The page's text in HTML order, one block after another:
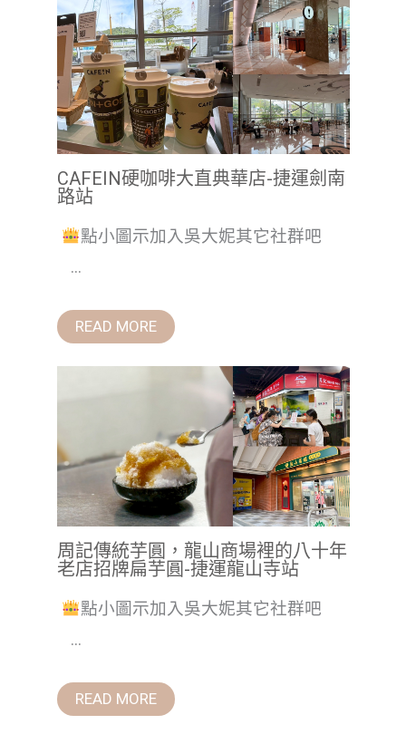
CAFEIN硬咖啡大直典華店-捷運劍南
路站
點小圖示加入吳大妮其它社群吧
...
READ MORE
周記傳統芋圓，龍山商場裡的八十年
老店招牌扁芋圓-捷運龍山寺站
點小圖示加入吳大妮其它社群吧
...
READ MORE